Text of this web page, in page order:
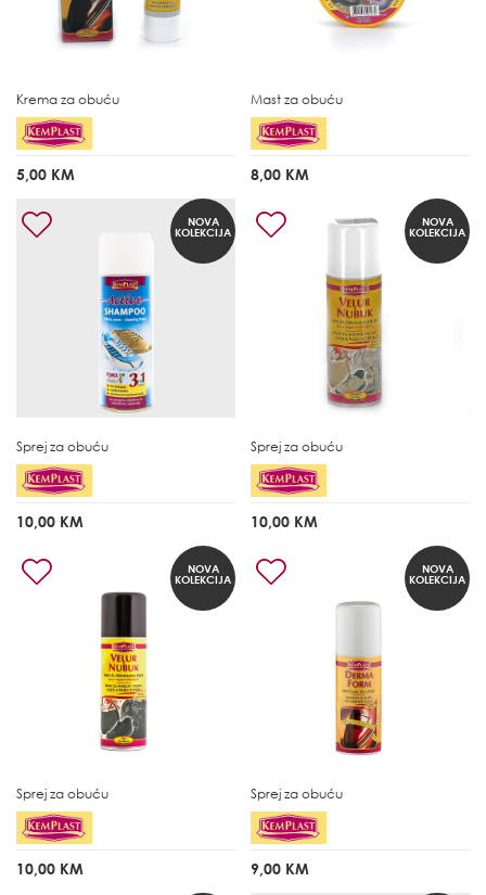
Krema za obuću
5,00 KM
Mast za obuću
8,00 KM
NOVA
KOLEKCIJA
Sprej za obuću
10,00 KM
NOVA
KOLEKCIJA
Sprej za obuću
10,00 KM
NOVA
KOLEKCIJA
Sprej za obuću
10,00 KM
NOVA
KOLEKCIJA
Sprej za obuću
9,00 KM